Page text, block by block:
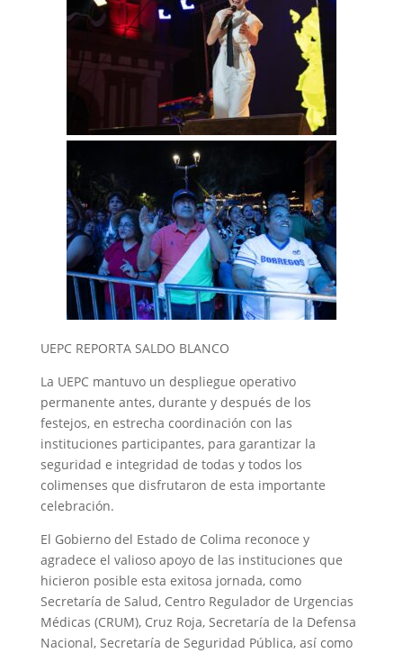
UEPC REPORTA SALDO BLANCO
La UEPC mantuvo un despliegue operativo
permanente antes, durante y después de los
festejos, en estrecha coordinación con las
instituciones participantes, para garantizar la
seguridad e integridad de todas y todos los
colimenses que disfrutaron de esta importante
celebración.
El Gobierno del Estado de Colima reconoce y
agradece el valioso apoyo de las instituciones que
hicieron posible esta exitosa jornada, como
Secretaría de Salud, Centro Regulador de Urgencias
Médicas (CRUM), Cruz Roja, Secretaría de la Defensa
Nacional, Secretaría de Seguridad Pública, así como